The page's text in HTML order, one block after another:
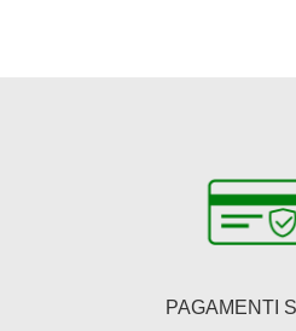
PAGAMENTI